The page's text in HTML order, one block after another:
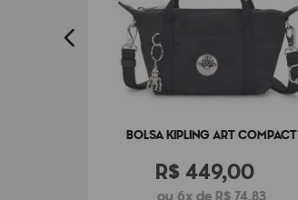
BOLSA KIPLING ART COMPACT
R$ 449,00
ou 6x de R$ 74,83